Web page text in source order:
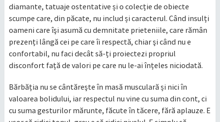
diamante, tatuaje ostentative și o colecție de obiecte
scumpe care, din păcate, nu includ și caracterul. Când insulți
oameni care îşi asumă cu demnitate prieteniile, care rămân
prezenți lângă cei pe care îi respectă, chiar şi când nu e
confortabil, nu faci decât să-ți proiectezi propriul
disconfort față de valori pe care nu le-ai înțeles niciodată.
Bărbăția nu se cântăreşte în masă musculară și nici în
valoarea bolidului, iar respectul nu vine cu suma din cont, ci
cu suma gesturilor mărunte, făcute în tăcere, fără aplauze. E